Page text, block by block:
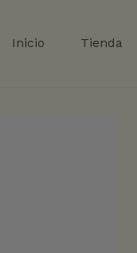
Inicio Tienda